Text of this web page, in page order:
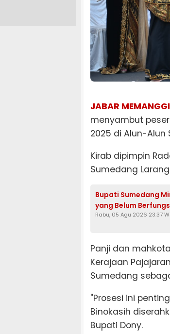
JABAR
menyambut
2025 di Alun-
Kirab dipimpin
Sumedang
Bupati Sumedang
yang Belum
Rabu, 05 Agu 2026 23:37
Panji dan
Kerajaan
Sumedang
"Prosesi ini
Binokasih
Bupati Dony.